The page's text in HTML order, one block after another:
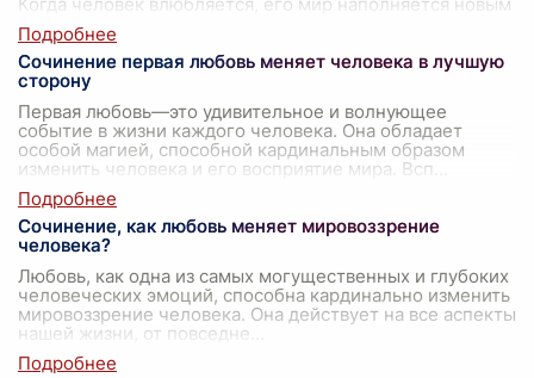
с...
Сочинение первая любовь меняет человека в лучшую
сторону
Первая любовь—это удивительное и волнующее
событие в жизни каждого человека. Она обладает
особой магией, способной кардинальным образом
изменить человека и его восприятие мира. Всп
Сочинение, как любовь меняет мировоззрение
человека?
Любовь, как одна из самых могущественных и глубоких
человеческих эмоций, способна кардинально изменить
мировоззрение человека. Она действует на все аспекты
нашей жизни, от повседне